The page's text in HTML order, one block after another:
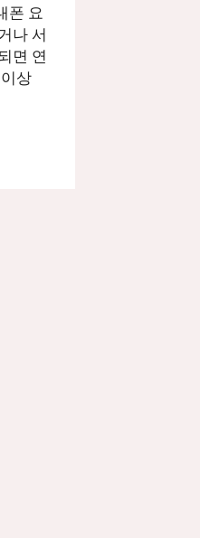
폰 요
나 서
면 연
상